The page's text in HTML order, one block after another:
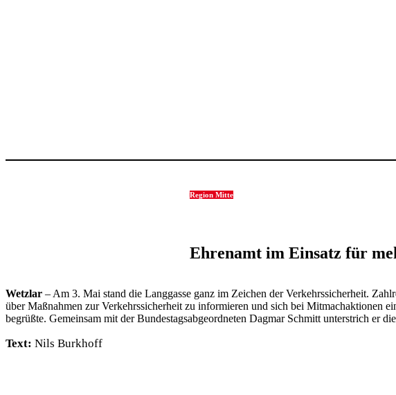
Region Mitte
Ehrenamt im Einsatz für
Wetzlar – Am 3. Mai stand die Lang­gasse ganz im Zeichen der Verkehrs­si­cher­heit.
über Maßnahmen zur Verkehrs­si­cher­heit zu infor­mieren und sich bei Mitmach­ak­tionen
begrüßte. Gemeinsam mit der Bundes­tags­ab­ge­ord­neten Dagmar Schmitt unter­strich er
Text: Nils Burk­hoff